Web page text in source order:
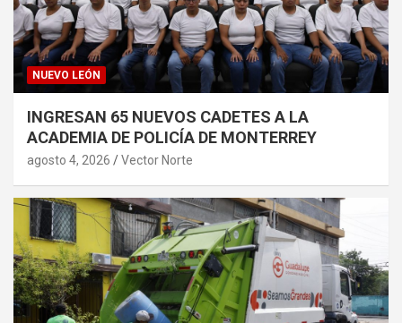
NUEVO LEÓN
INGRESAN 65 NUEVOS CADETES A LA
ACADEMIA DE POLICÍA DE MONTERREY
agosto 4, 2026 Vector Norte